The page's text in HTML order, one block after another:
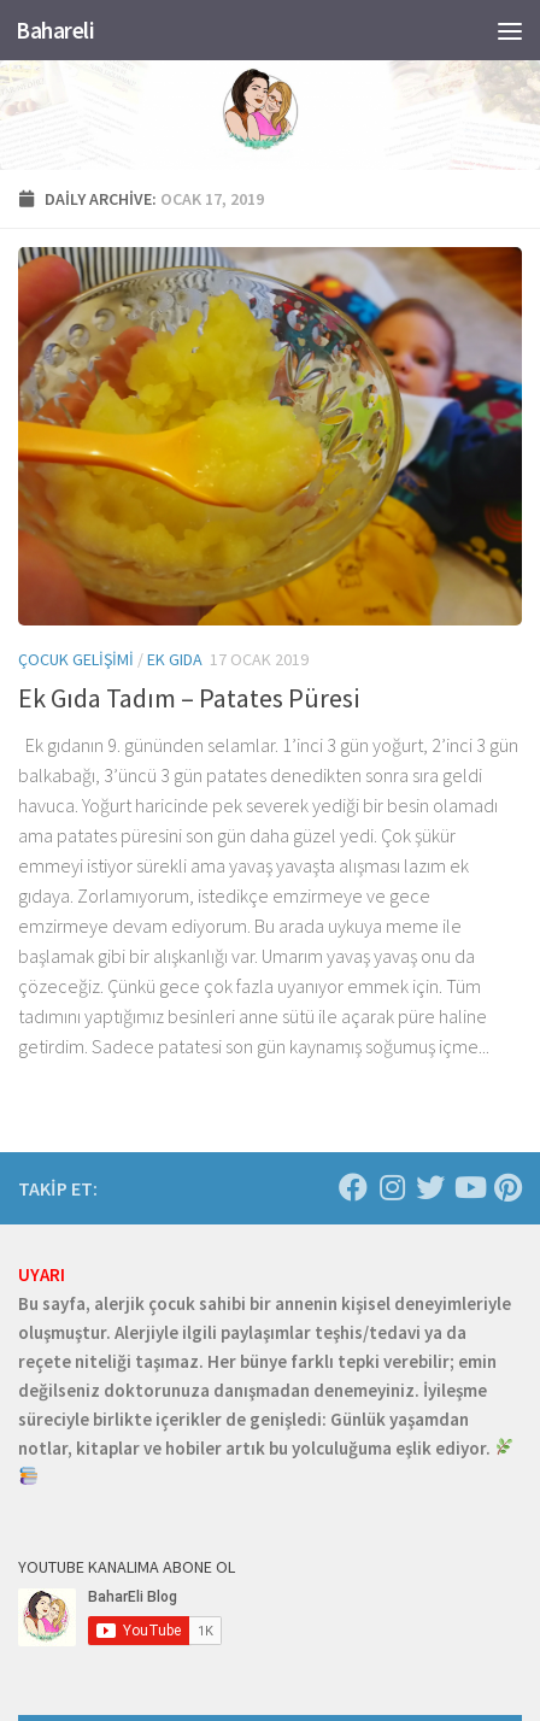
Skip to content
Bahareli
DAILY ARCHIVE: OCAK 17, 2019
ÇOCUK GELIŞIMI /EK GIDA 17 OCAK 2019
Ek Gıda Tadım – Patates Püresi
Ek gıdanın 9. gününden selamlar. 1’inci 3 gün yoğurt, 2’inci 3 gün
balkabağı, 3’üncü 3 gün patates denedikten sonra sıra geldi
havuca. Yoğurt haricinde pek severek yediği bir besin olamadı
ama patates püresini son gün daha güzel yedi. Çok şükür
emmeyi istiyor sürekli ama yavaş yavaşta alışması lazım ek
gıdaya. Zorlamıyorum, istedikçe emzirmeye ve gece
emzirmeye devam ediyorum. Bu arada uykuya meme ile
başlamak gibi bir alışkanlığı var. Umarım yavaş yavaş onu da
çözeceğiz. Çünkü gece çok fazla uyanıyor emmek için. Tüm
tadımını yaptığımız besinleri anne sütü ile açarak püre haline
getirdim. Sadece patatesi son gün kaynamış soğumuş içme...
TAKİP ET:
UYARI
Bu sayfa, alerjik çocuk sahibi bir annenin kişisel deneyimleriyle
oluşmuştur. Alerjiyle ilgili paylaşımlar teşhis/tedavi ya da
reçete niteliği taşımaz. Her bünye farklı tepki verebilir; emin
değilseniz doktorunuza danışmadan denemeyiniz. İyileşme
süreciyle birlikte içerikler de genişledi: Günlük yaşamdan
notlar, kitaplar ve hobiler artık bu yolculuğuma eşlik ediyor.
YOUTUBE KANALIMA ABONE OL